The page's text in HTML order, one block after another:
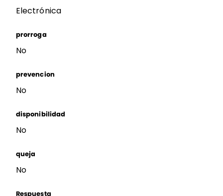
Electrónica
prorroga
No
prevencion
No
disponibilidad
No
queja
No
Respuesta